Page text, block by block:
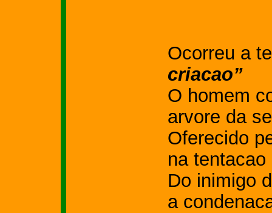
Ocorreu a
criacao”
O homem
arvore da
Oferecido
na tentacao
Do inimigo
a